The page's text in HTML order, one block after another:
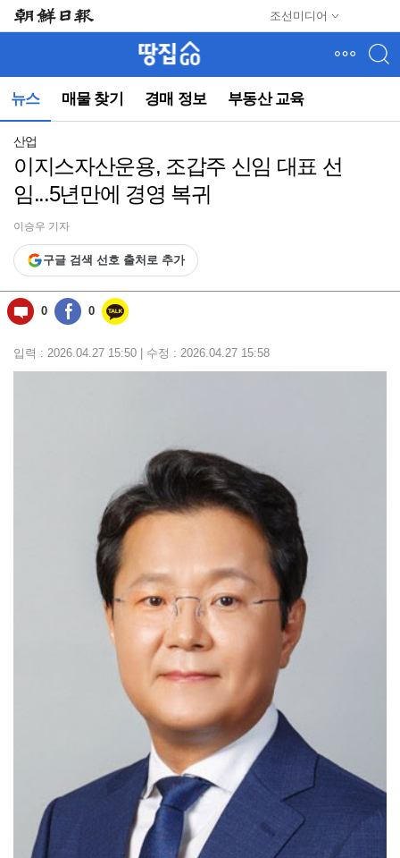
조선미디어
뉴스 매물 찾기 경매 정보 부동산 교육
뉴
(컨
동)
산업
이지스자산운용, 조갑주 신임 대표 선
임...5년만에 경영 복귀
이승우 기자
구글 검색 선호 출처로 추가
0 0
입력 : 2026.04.27 15:50 | 수정 : 2026.04.27 15:58